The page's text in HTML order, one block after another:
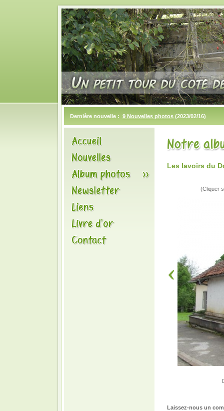
Dernière nouvelle : 9 Nouvelles photos (2023/02/16)
Les lavoirs du
(Cliquer
Laissez-nous un